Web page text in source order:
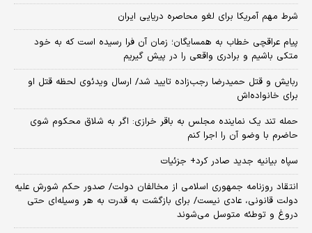
شرط مهم آمریکا برای لغو محاصره دریایی ایران
پیام عراقچی خطاب به همسایگان؛ زمان آن فرا رسیده است که به خود
متکی باشیم و برادری واقعی را در پیش گیریم
ربایش و قتل حمیدرضا رجب‌زاده تایید شد/ ارسال ویدئوی لحظه قتل او
برای خانواده‌اش
حمله تند یک نماینده مجلس به باقر خرازی: اگر به شلاق محکوم شوی
حاضرم با وضو آن را اجرا کنم
سپاه بیانیه جدید صادر کرد+ جزئیات
انتقاد روزنامه جمهوری اسلامی از مخالفان دولت/ صدور حکم شورش علیه
دولت قانونی، عادی نیست/ برای بازگشت به قدرت به هر وسیله‌ای حتی
دروغ و توطئه متوسل می‌شوند